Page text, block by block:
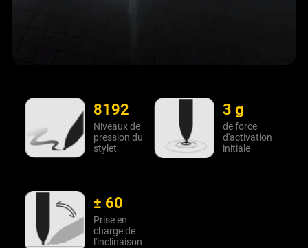
8192
Niveaux de
pression du
stylet
3 g
de force
d'activation
initiale
± 60
Prise en
charge de
l'inclinaison